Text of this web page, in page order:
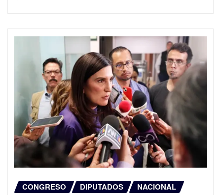
CONGRESO DIPUTADOS NACIONAL